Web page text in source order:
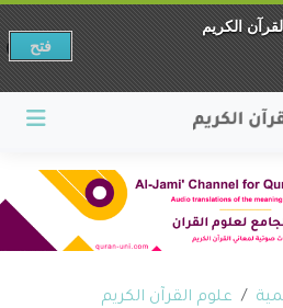
علوم القرآن الكريم
الكريم
فتح